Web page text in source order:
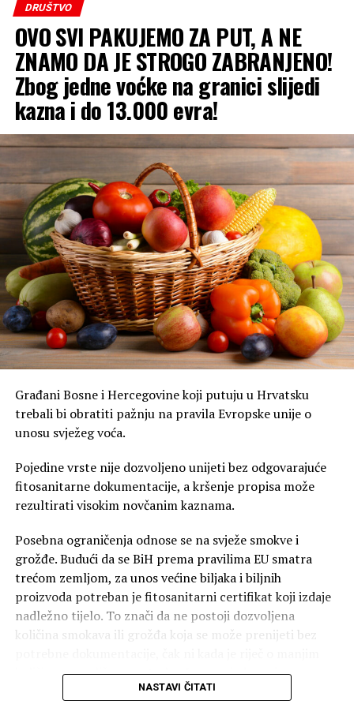
Dan:Tokom dana očekuje se brz porast
temperature. Najviša dnevna temperatura zraka
u većini krajeva kretaće se od27 do 33 °C.
Jug zemlje:Na samom jugu očekuje nas pravi
tropski dan, gdje će živa u termometru dostizati i
ekstremnih39 °C!
DRUŠTVO
OVO SVI PAKUJEMO ZA PUT, A NE
ZNAMO DA JE STROGO ZABRANJENO!
Zbog jedne voćke na granici slijedi
kazna i do 13.000 evra!
Građani Bosne i Hercegovine koji putuju u Hrvatsku
trebali bi obratiti pažnju na pravila Evropske unije o
unosu svježeg voća.
Pojedine vrste nije dozvoljeno unijeti bez odgovarajuće
fitosanitarne dokumentacije, a kršenje propisa može
rezultirati visokim novčanim kaznama.
Posebna ograničenja odnose se na svježe smokve i
grožđe. Budući da se BiH prema pravilima EU smatra
trećom zemljom, za unos većine biljaka i biljnih
proizvoda potreban je fitosanitarni certifikat koji izdaje
nadležno tijelo. To znači da ne postoji dozvoljena
količina smokava ili grožđa koja se može prenijeti bez
količinama za ličnu upotrebu. I uz posjedovanje
certifikata, granične službe procjenjuju da li količina
NASTAVI ČITATI